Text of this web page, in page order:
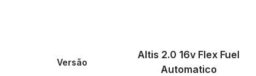
Versão
Altis 2.0 16v Flex Fuel
Automatico